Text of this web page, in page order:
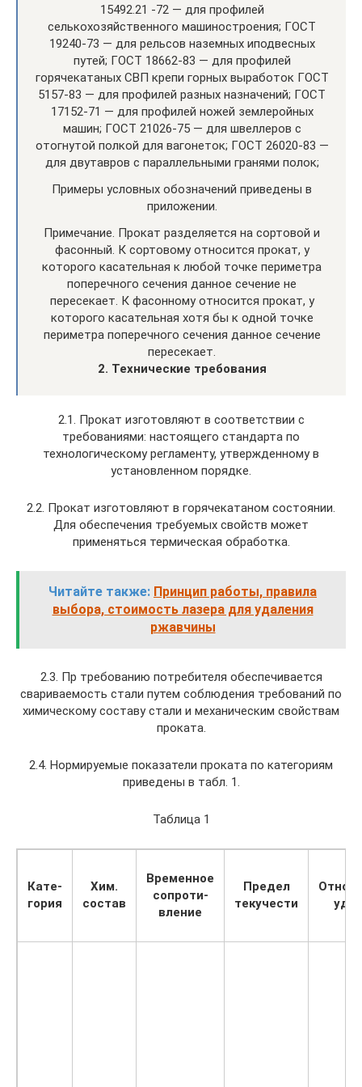
15492.21 -72 — для профилей
селькохозяйственного машиностроения; ГОСТ
19240-73 — для рельсов наземных иподвесных
путей; ГОСТ 18662-83 — для профилей
горячекатаных СВП крепи горных выработок ГОСТ
5157-83 — для профилей разных назначений; ГОСТ
17152-71 — для профилей ножей землеройных
машин; ГОСТ 21026-75 — для швеллеров с
отогнутой полкой для вагонеток; ГОСТ 26020-83 —
для двутавров с параллельными гранями полок;
Примеры условных обозначений приведены в
приложении.
Примечание. Прокат разделяется на сортовой и
фасонный. К сортовому относится прокат, у
которого касательная к любой точке периметра
поперечного сечения данное сечение не
пересекает. К фасонному относится прокат, у
которого касательная хотя бы к одной точке
периметра поперечного сечения данное сечение
пересекает.
2. Технические требования
2.1. Прокат изготовляют в соответствии с
требованиями: настоящего стандарта по
технологическому регламенту, утвержденному в
установленном порядке.
2.2. Прокат изготовляют в горячекатаном состоянии.
Для обеспечения требуемых свойств может
применяться термическая обработка.
Читайте также: Принцип работы, правила
выбора, стоимость лазера для удаления
ржавчины
2.3. Пр требованию потребителя обеспечивается
свариваемость стали путем соблюдения требований по
химическому составу стали и механическим свойствам
проката.
2.4. Нормируемые показатели проката по категориям
приведены в табл. 1.
Таблица 1
Кате-
гория
Хим.
состав
Временное
сопроти-
вление
Предел
текучести